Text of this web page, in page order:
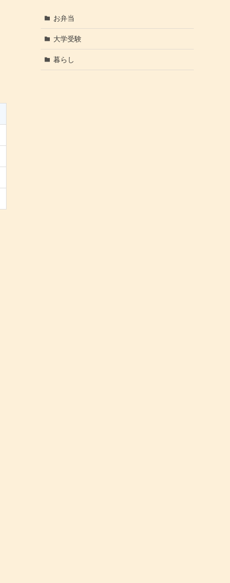
お弁当
大学受験
暮らし